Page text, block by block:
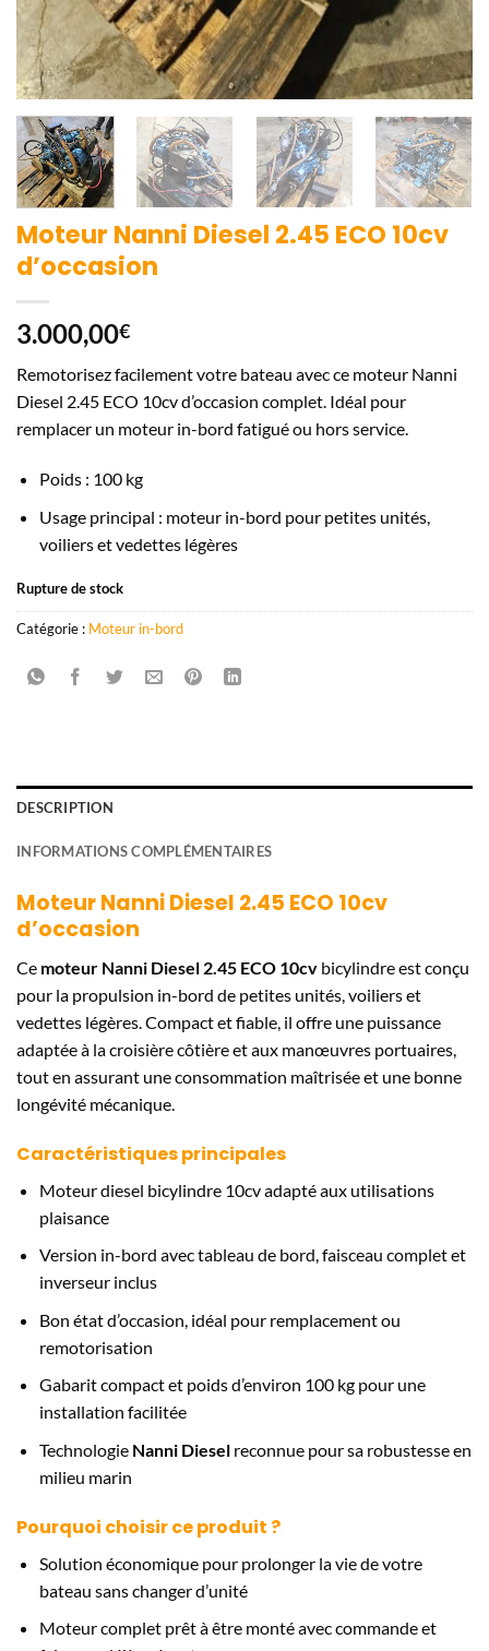
Moteur Nanni Diesel 2.45 ECO 10cv
d’occasion
3.000,00€
Remotorisez facilement votre bateau avec ce moteur Nanni
Diesel 2.45 ECO 10cv d’occasion complet. Idéal pour
remplacer un moteur in-bord fatigué ou hors service.
Poids : 100 kg
Usage principal : moteur in-bord pour petites unités,
voiliers et vedettes légères
Rupture de stock
Catégorie : Moteur in-bord
DESCRIPTION
INFORMATIONS COMPLÉMENTAIRES
Moteur Nanni Diesel 2.45 ECO 10cv
d’occasion
Ce moteur Nanni Diesel 2.45 ECO 10cv bicylindre est conçu
pour la propulsion in-bord de petites unités, voiliers et
vedettes légères. Compact et fiable, il offre une puissance
adaptée à la croisière côtière et aux manœuvres portuaires,
tout en assurant une consommation maîtrisée et une bonne
longévité mécanique.
Caractéristiques principales
Moteur diesel bicylindre 10cv adapté aux utilisations
plaisance
Version in-bord avec tableau de bord, faisceau complet et
inverseur inclus
Bon état d’occasion, idéal pour remplacement ou
remotorisation
Gabarit compact et poids d’environ 100 kg pour une
installation facilitée
Technologie Nanni Dieselreconnue pour sa robustesse en
milieu marin
Pourquoi choisir ce produit ?
Solution économique pour prolonger la vie de votre
bateau sans changer d’unité
Moteur complet prêt à être monté avec commande et